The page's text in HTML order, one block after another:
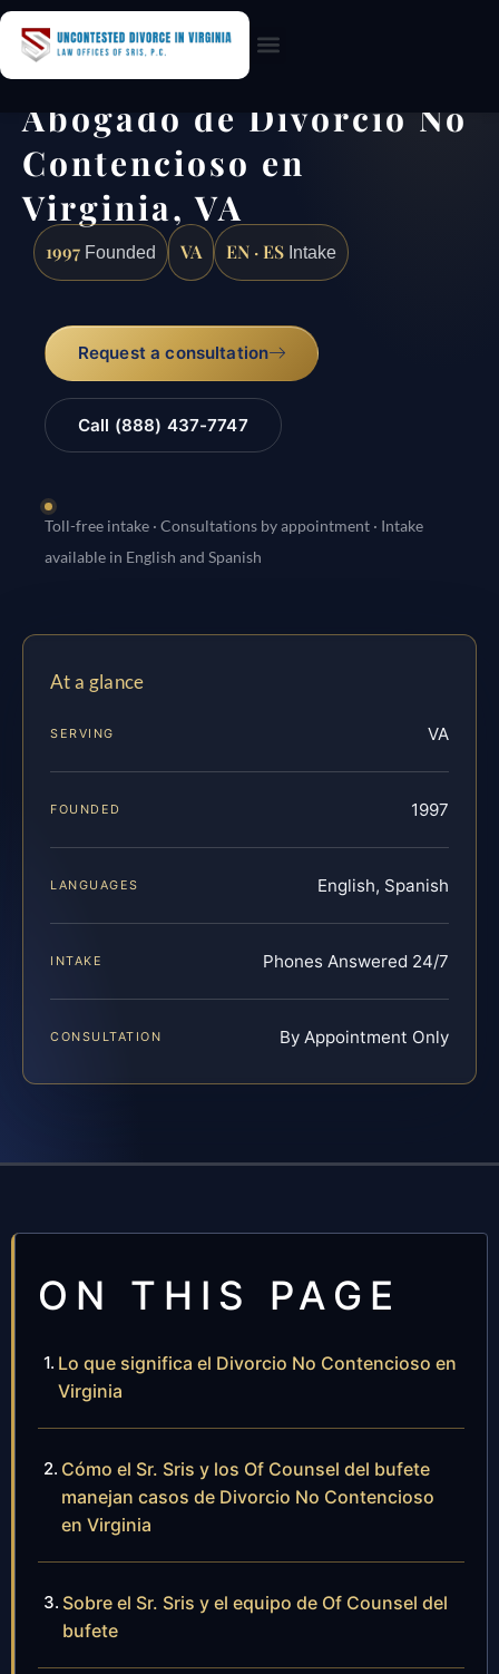
Abogado de Divorcio No
Contencioso en
Virginia, VA
1997 Founded VA EN · ES Intake
Request a consultation
Call (888) 437-7747
Toll-free intake · Consultations by appointment · Intake
available in English and Spanish
At a glance
SERVING VA
FOUNDED 1997
LANGUAGES English, Spanish
INTAKE Phones Answered 24/7
CONSULTATION By Appointment Only
ON THIS PAGE
Lo que significa el Divorcio No Contencioso en
Virginia
Cómo el Sr. Sris y los Of Counsel del bufete
manejan casos de Divorcio No Contencioso
en Virginia
Sobre el Sr. Sris y el equipo de Of Counsel del
bufete